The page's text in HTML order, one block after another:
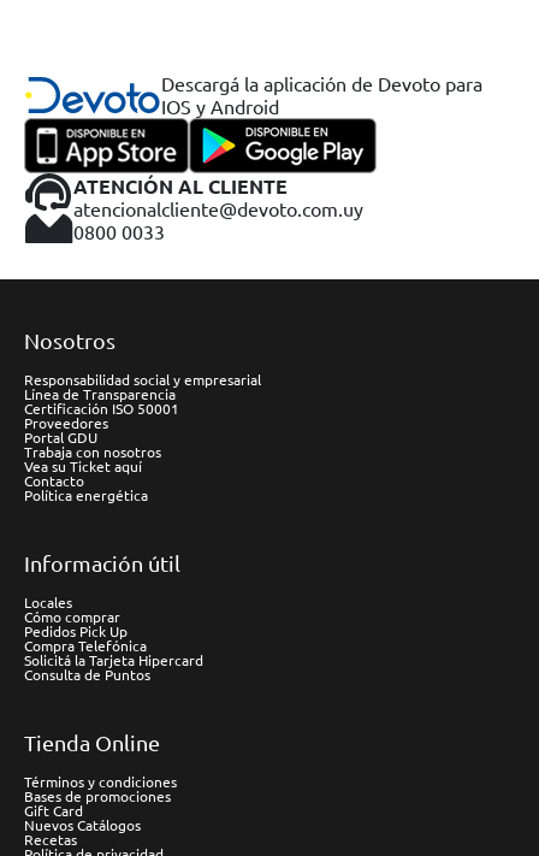
Descargá la aplicación de Devoto para
IOS y Android
ATENCIÓN AL CLIENTE
atencionalcliente@devoto.com.uy
0800 0033
Nosotros
Responsabilidad social y empresarial
Línea de Transparencia
Certificación ISO 50001
Proveedores
Portal GDU
Trabaja con nosotros
Vea su Ticket aquí
Contacto
Política energética
Información útil
Locales
Cómo comprar
Pedidos Pick Up
Compra Telefónica
Solicitá la Tarjeta Hipercard
Consulta de Puntos
Tienda Online
Términos y condiciones
Bases de promociones
Gift Card
Nuevos Catálogos
Recetas